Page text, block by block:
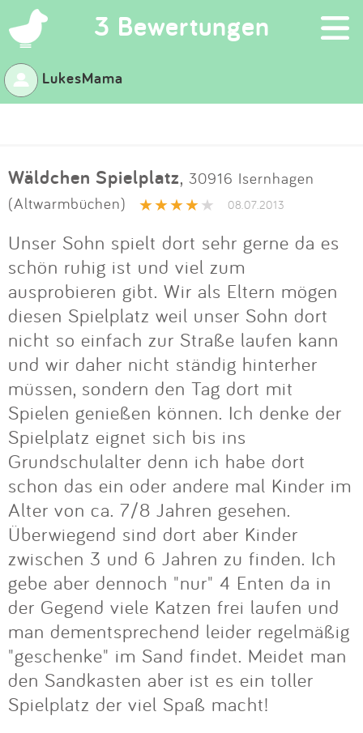
3 Bewertungen ×
Suchen
App
Blog
Partner
Kontakt
Impressum
Anmelden
LukesMama
Wäldchen Spielplatz, 30916 Isernhagen
(Altwarmbüchen)
08.07.2013
Unser Sohn spielt dort sehr gerne da es
schön ruhig ist und viel zum
ausprobieren gibt. Wir als Eltern mögen
diesen Spielplatz weil unser Sohn dort
nicht so einfach zur Straße laufen kann
und wir daher nicht ständig hinterher
müssen, sondern den Tag dort mit
Spielen genießen können. Ich denke der
Spielplatz eignet sich bis ins
Grundschulalter denn ich habe dort
schon das ein oder andere mal Kinder im
Alter von ca. 7/8 Jahren gesehen.
Überwiegend sind dort aber Kinder
zwischen 3 und 6 Jahren zu finden. Ich
gebe aber dennoch "nur" 4 Enten da in
der Gegend viele Katzen frei laufen und
man dementsprechend leider regelmäßig
"geschenke" im Sand findet. Meidet man
den Sandkasten aber ist es ein toller
Spielplatz der viel Spaß macht!